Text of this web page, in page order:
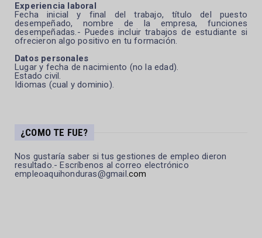
Experiencia laboral
Fecha inicial y final del trabajo, título del puesto
desempeñado, nombre de la empresa, funciones
desempeñadas.- Puedes incluir trabajos de estudiante si
ofrecieron algo positivo en tu formación.
Datos personales
Lugar y fecha de nacimiento (no la edad).
Estado civil.
Idiomas (cual y dominio).
¿COMO TE FUE?
Nos gustaría saber si tus gestiones de empleo dieron
resultado.- Escríbenos al correo electrónico
empleoaquihonduras@gmail.com